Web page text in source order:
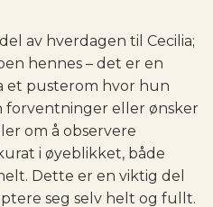
av hverdagen til Cecilia;
hennes – det er en
et pusterom hvor hun
forventninger eller ønsker
om å observere
i øyeblikket, både
Dette er en viktig del
seg selv helt og fullt.